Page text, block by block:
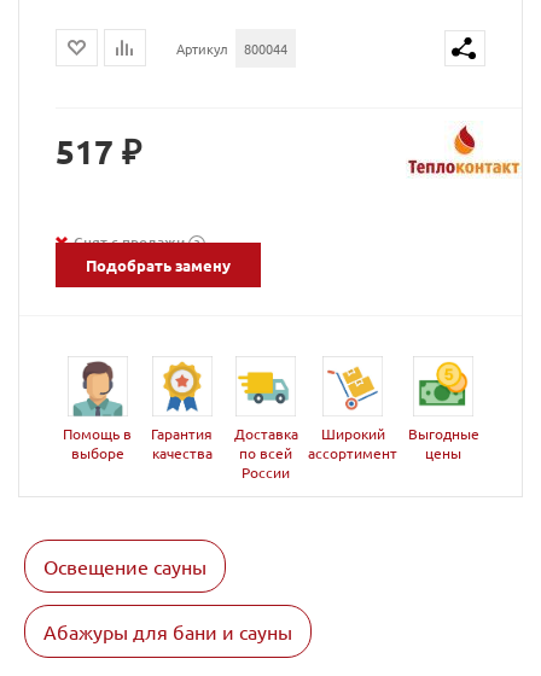
Артикул 800044
517 ₽
Снят с продажи ?
Подобрать замену
Помощь в
выборе
Гарантия
качества
Доставка
по всей
России
Широкий
ассортимент
Выгодные
цены
Освещение сауны
Абажуры для бани и сауны